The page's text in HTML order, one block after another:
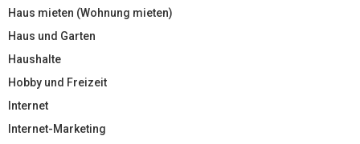
Haus mieten (Wohnung mieten)
Haus und Garten
Haushalte
Hobby und Freizeit
Internet
Internet-Marketing